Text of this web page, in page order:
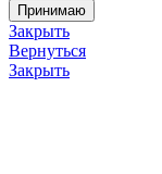
Принимаю
Закрыть
Вернуться
Закрыть